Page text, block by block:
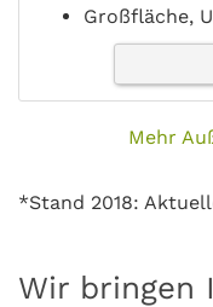
Großfläche,
Mehr
*Stand 2018:
Wir bringen